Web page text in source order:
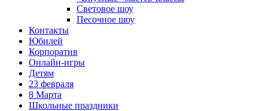
Световое шоу
Песочное шоу
Контакты
Юбилей
Корпоратив
Онлайн-игры
Детям
23 февраля
8 Марта
Школьные праздники